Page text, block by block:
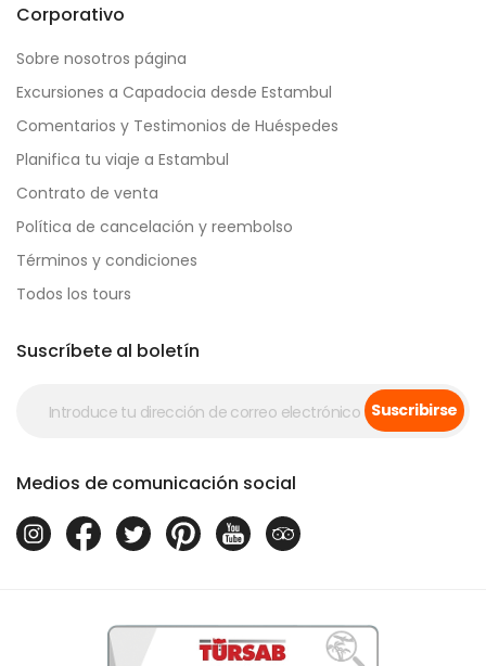
Corporativo
Sobre nosotros página
Excursiones a Capadocia desde Estambul
Comentarios y Testimonios de Huéspedes
Planifica tu viaje a Estambul
Contrato de venta
Política de cancelación y reembolso
Términos y condiciones
Todos los tours
Suscríbete al boletín
Suscribirse
Medios de comunicación social